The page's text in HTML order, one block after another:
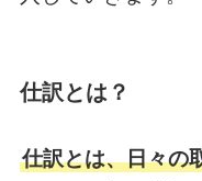
仕訳とは？
仕訳とは、日々の